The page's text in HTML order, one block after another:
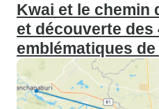
Kwai et le chemin
et découverte des
emblématiques